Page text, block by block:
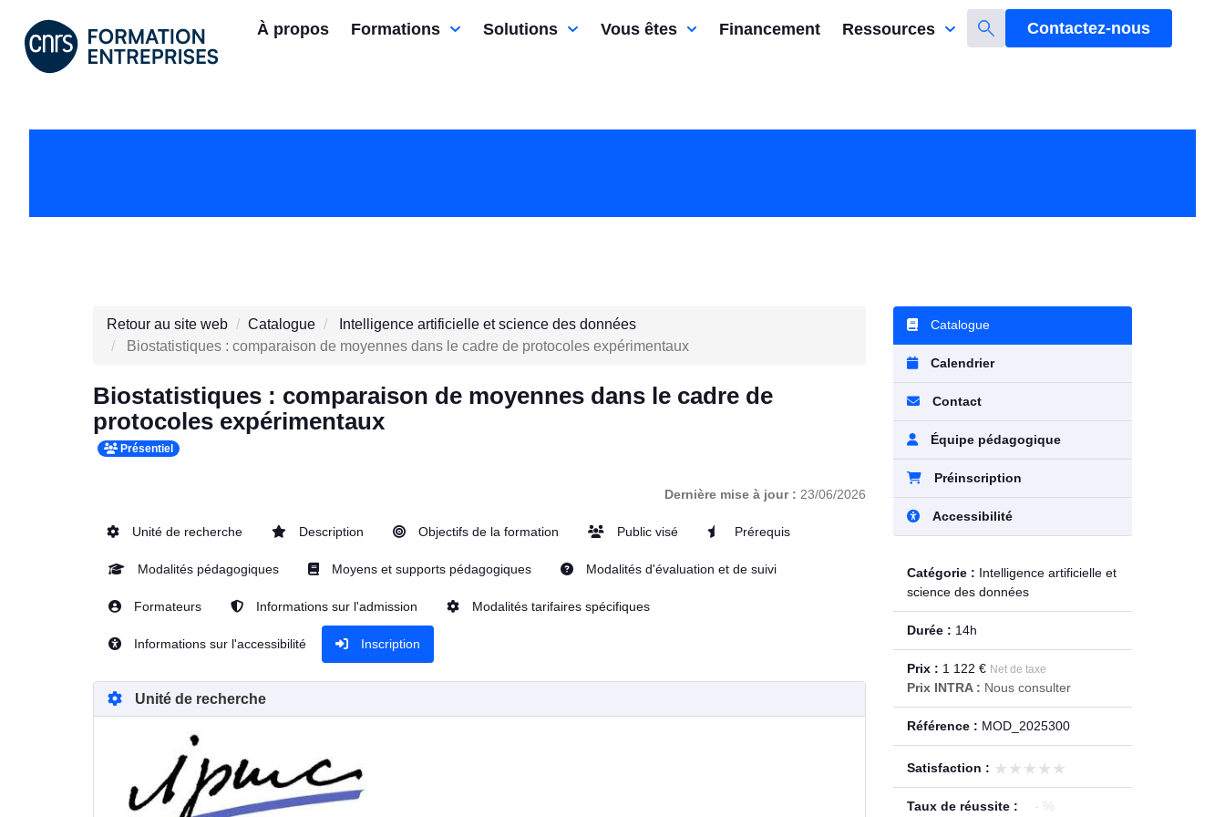
À propos Formations Solutions Vous êtes Financement Ressources Contactez-nous
Retour au site web Catalogue
Intelligence artificielle et science des données
Biostatistiques : comparaison de moyennes dans le cadre de protocoles expérimentaux
Biostatistiques : comparaison de moyennes dans le cadre de
protocoles expérimentaux
Présentiel
Dernière mise à jour : 23/06/2026
Unité de recherche Description Objectifs de la formation Public visé Prérequis
Modalités pédagogiques Moyens et supports pédagogiques Modalités d'évaluation et de suivi
Formateurs Informations sur l'admission Modalités tarifaires spécifiques
Informations sur l'accessibilité Inscription
Unité de recherche
Catalogue
Calendrier
Contact
Équipe pédagogique
Préinscription
Accessibilité
Catégorie : Intelligence artificielle et
science des données
Durée : 14h
Prix : 1 122 € Net de taxe
Prix INTRA : Nous consulter
Référence : MOD_2025300
Satisfaction : ★★★★★
★★★★★
Taux de réussite : - %